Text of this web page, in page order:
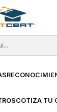
COTIZA TU
Certjoin